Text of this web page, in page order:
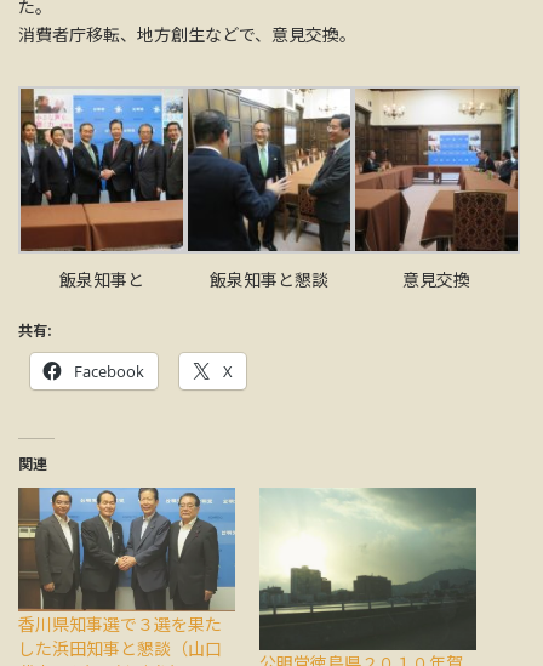
た。
消費者庁移転、地方創生などで、意見交換。
飯泉知事と 飯泉知事と懇談 意見交換
共有:
Facebook X
関連
香川県知事選で３選を果た
した浜田知事と懇談（山口